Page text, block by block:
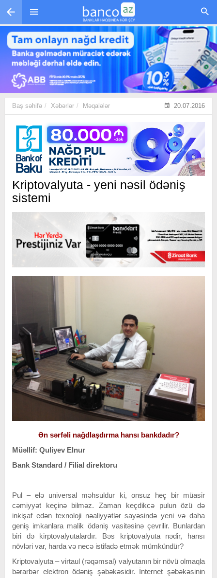
Skip to main content
Baş səhifə Xəbərlər Məqalələr 20.07.2016
Kriptovalyuta - yeni nəsil ödəniş
sistemi
Ən sərfəli nağdlaşdırma hansı bankdadır?
Müəllif: Quliyev Elnur
Bank Standard / Filial direktoru
Pul – elə universal məhsuldur ki, onsuz heç bir müasir
cəmiyyət keçinə bilməz. Zaman keçdikcə pulun özü də
inkişaf edən texnoloji nəaliyyətlər sayəsində yeni və daha
geniş imkanlara malik ödəniş vasitəsinə çevrilir. Bunlardan
biri də kirptovalyutalardır. Bəs kriptovalyuta nədir, hansı
növləri var, harda və necə istifadə etmək mümkündür?
Kriptovalyuta – virtaul (rəqəmsal) valyutanın bir növü olmaqla
bərarbər elektron ödəniş şəbəkəsidir. İnternet şəbəkəsinin